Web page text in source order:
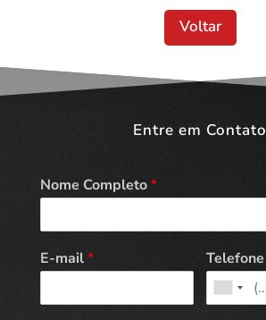
Voltar
Entre em Contato
Nome Completo*
E-mail* Telefone